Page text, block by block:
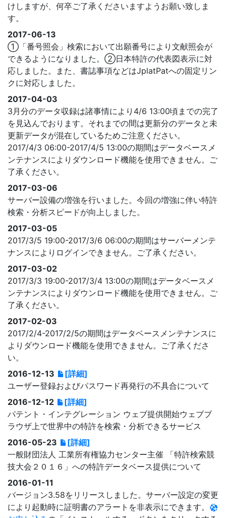
けしますが、何卒ご了承くださいますようお願い致しま
す。
2017-06-13
①「番号照会」検索において出願番号により文献照会が
できるようになりました。②日本特許の代表図表示に対
応しました。また、書誌事項などはJplatPatへの固定リン
クに対応しました。
2017-04-03
3月分のデータ収録は諸事情により4/6 13:00頃までの完了
を見込んでおります。それまでの間は更新分のデータと未
更新データが混在しているためご注意ください。
2017/4/3 06:00-2017/4/5 13:00の期間はデータベースメ
ンテナンスによりダウンロード機能を使用できません。ご
了承ください。
2017-03-06
サーバー設備の増強を行いました。今回の増強に伴い特許
検索・分析スピードが向上しました。
2017-03-05
2017/3/5 19:00-2017/3/6 06:00の期間はサーバーメンテ
ナンスによりログインできません。ご了承ください。
2017-03-02
2017/3/3 19:00-2017/3/4 13:00の期間はデータベースメ
ンテナンスによりダウンロード機能を使用できません。ご
了承ください。
2017-02-03
2017/2/4-2017/2/5の期間はデータベースメンテナンスに
よりダウンロード機能を使用できません。ご了承くださ
い。
2016-12-13
[詳細]
ユーザー登録およびパスワード再発行の不具合について
2016-12-12
[詳細]
パテント・インテグレーション ウェブ提供開始ウェブブ
ラウザ上で世界中の特許を検索・分析できるサービス
2016-05-23
[詳細]
一般財団法人 工業所有権協力センター主催 「特許検索競
技大会２０１６」への特許データベース提供について
2016-01-11
バージョン3.58をリリースしました。サーバー設定の変更
により起動時に証明書のアラートを非表示にできます。